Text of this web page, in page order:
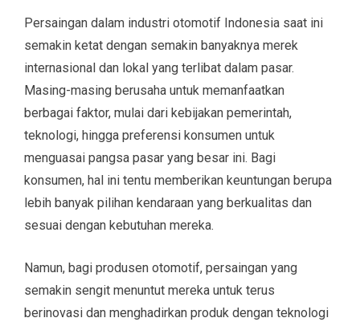
Persaingan dalam industri otomotif Indonesia saat ini
semakin ketat dengan semakin banyaknya merek
internasional dan lokal yang terlibat dalam pasar.
Masing-masing berusaha untuk memanfaatkan
berbagai faktor, mulai dari kebijakan pemerintah,
teknologi, hingga preferensi konsumen untuk
menguasai pangsa pasar yang besar ini. Bagi
konsumen, hal ini tentu memberikan keuntungan berupa
lebih banyak pilihan kendaraan yang berkualitas dan
sesuai dengan kebutuhan mereka.
Namun, bagi produsen otomotif, persaingan yang
semakin sengit menuntut mereka untuk terus
berinovasi dan menghadirkan produk dengan teknologi